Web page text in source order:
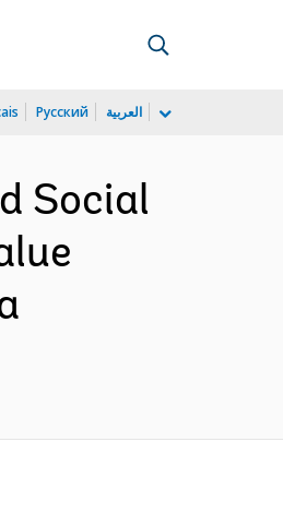
Русский العربية
Social